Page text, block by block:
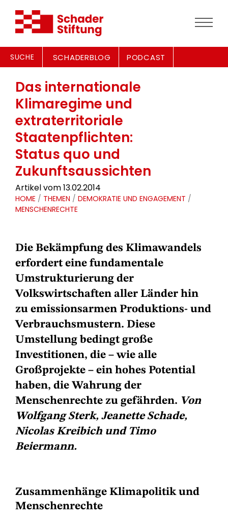
SUCHE SCHADERBLOG PODCAST
Das internationale
Klimaregime und
extraterritoriale
Staatenpflichten:
Status quo und
Zukunftsaussichten
Artikel vom 13.02.2014
HOME / THEMEN / DEMOKRATIE UND ENGAGEMENT /
MENSCHENRECHTE
Die Bekämpfung des Klimawandels
erfordert eine fundamentale
Umstrukturierung der
Volkswirtschaften aller Länder hin
zu emissionsarmen Produktions- und
Verbrauchsmustern. Diese
Umstellung bedingt große
Investitionen, die – wie alle
Großprojekte – ein hohes Potential
haben, die Wahrung der
Menschenrechte zu gefährden. Von
Wolfgang Sterk, Jeanette Schade,
Nicolas Kreibich und Timo
Beiermann.
Zusammenhänge Klimapolitik und
Menschenrechte